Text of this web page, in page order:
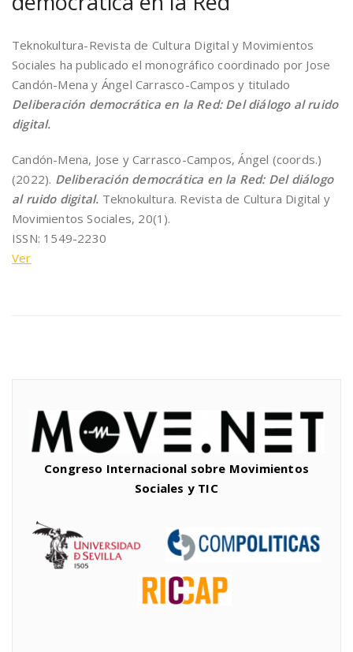
Teknokultura-Revista de Cultura Digital y Movimientos
Sociales ha publicado el monográfico coordinado por Jose
Candón-Mena y Ángel Carrasco-Campos y titulado
Deliberación democrática en la Red: Del diálogo al ruido
digital.
Candón-Mena, Jose y Carrasco-Campos, Ángel (coords.)
(2022). Deliberación democrática en la Red: Del diálogo
al ruido digital. Teknokultura. Revista de Cultura Digital y
Movimientos Sociales, 20(1).
ISSN: 1549-2230
Ver
Congreso Internacional sobre Movimientos
Sociales y TIC